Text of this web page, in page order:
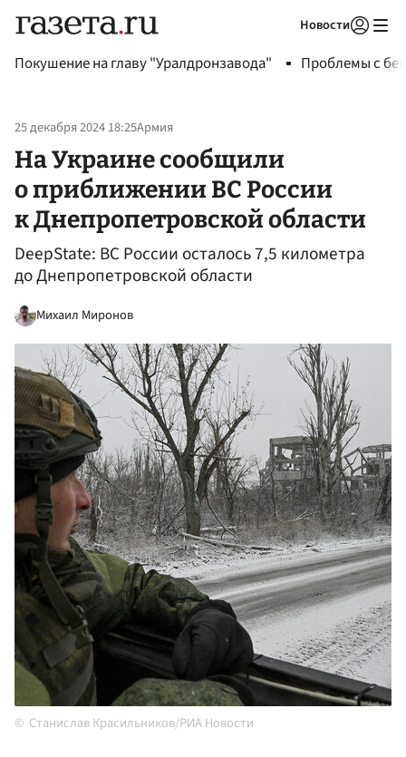
Новости
Покушение на главу "Уралдронзавода" Проблемы с
25 декабря 2024 18:25Армия
На Украине сообщили
о приближении ВС России
к Днепропетровской области
DeepState: ВС России осталось 7,5 километра
до Днепропетровской области
Михаил Миронов
Станислав Красильников/РИА Новости